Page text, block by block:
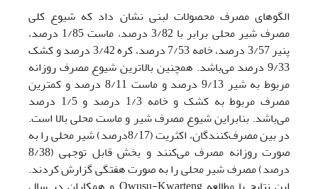
الگوهای مصرف محصولات لبنی نشان داد که شیوع کلی
مصرف شیر محلی برابر با 3/82 درصد، ماست 1/85 درصد،
پنیر 3/57 درصد، خامه 7/53 درصد، کره 3/42 درصد و کشک
9/33 درصد می‌باشد. همچنین بالاترین شیوع مصرف روزانه
مربوط به شیر 9/13 درصد و ماست 8/11 درصد و کمترین
مصرف مربوط به کشک و خامه 1/3 درصد و 1/5 درصد
می‌باشد. بنابراین شیوع مصرف شیر و ماست محلی بالا است.
در بین مصرف‌کنندگان، اکثریت (8/17درصد) شیر محلی را به
صورت روزانه مصرف می‌کنند و بخش قابل ‌توجهی (8/38
درصد) مصرف شیر محلی را به صورت هفتگی گزارش کردند.